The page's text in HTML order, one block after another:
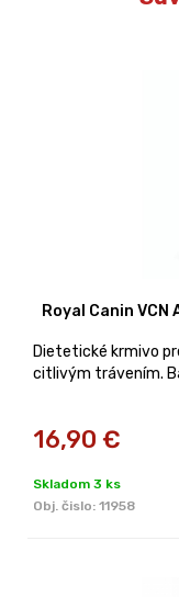
Royal Canin
Dietetické krmivo
citlivým trávením.
16,90 €
Skladom 3 ks
Obj. čislo: 11958